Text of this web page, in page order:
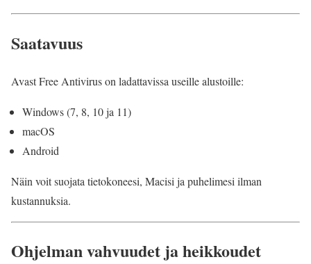
Saatavuus
Avast Free Antivirus on ladattavissa useille alustoille:
Windows (7, 8, 10 ja 11)
macOS
Android
Näin voit suojata tietokoneesi, Macisi ja puhelimesi ilman
kustannuksia.
Ohjelman vahvuudet ja heikkoudet